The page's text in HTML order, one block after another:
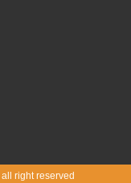
all right reserved